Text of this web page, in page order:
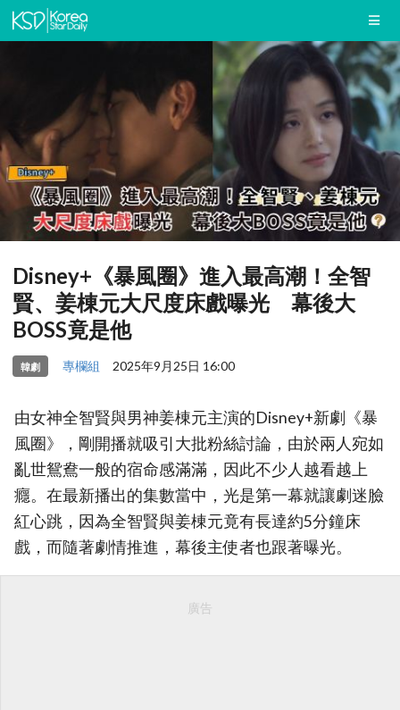
Disney+《暴風圈》進入最高潮！全智
賢、姜棟元大尺度床戲曝光 幕後大
BOSS竟是他
韓劇 專欄組 2025年9月25日 16:00
由女神全智賢與男神姜棟元主演的Disney+新劇《暴
風圈》，剛開播就吸引大批粉絲討論，由於兩人宛如
亂世鴛鴦一般的宿命感滿滿，因此不少人越看越上
癮。在最新播出的集數當中，光是第一幕就讓劇迷臉
紅心跳，因為全智賢與姜棟元竟有長達約5分鐘床
戲，而隨著劇情推進，幕後主使者也跟著曝光。
廣告